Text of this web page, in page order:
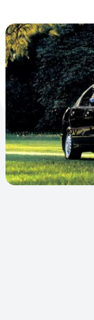
В России
и она не на
В России
попал всего
1 21 апреля
Журнал Авто.ру